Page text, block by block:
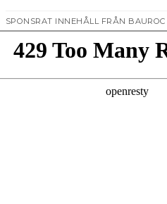
SPONSRAT INNEHÅLL FRÅN BAUROC